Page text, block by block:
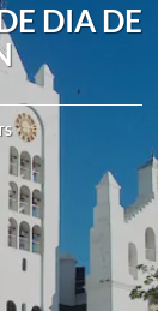
DIA DE